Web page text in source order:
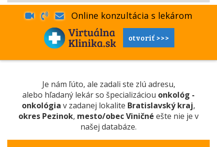
Online konzultácia s lekárom
otvoriť >>>
Je nám ľúto, ale zadali ste zlú adresu,
alebo hľadaný lekár so špecializáciou onkológ -
onkológia v zadanej lokalite Bratislavský kraj,
okres Pezinok, mesto/obec Viničné ešte nie je v
našej databáze.